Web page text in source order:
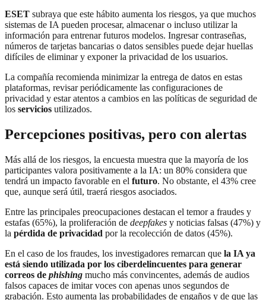
ESET subraya que este hábito aumenta los riesgos, ya que muchos
sistemas de IA pueden procesar, almacenar o incluso utilizar la
información para entrenar futuros modelos. Ingresar contraseñas,
números de tarjetas bancarias o datos sensibles puede dejar huellas
difíciles de eliminar y exponer la privacidad de los usuarios.
La compañía recomienda minimizar la entrega de datos en estas
plataformas, revisar periódicamente las configuraciones de
privacidad y estar atentos a cambios en las políticas de seguridad de
los servicios utilizados.
Percepciones positivas, pero con alertas
Más allá de los riesgos, la encuesta muestra que la mayoría de los
participantes valora positivamente a la IA: un 80% considera que
tendrá un impacto favorable en el futuro. No obstante, el 43% cree
que, aunque será útil, traerá riesgos asociados.
Entre las principales preocupaciones destacan el temor a fraudes y
estafas (65%), la proliferación de deepfakes y noticias falsas (47%) y
la pérdida de privacidad por la recolección de datos (45%).
En el caso de los fraudes, los investigadores remarcan que la IA ya
está siendo utilizada por los ciberdelincuentes para generar
correos de phishing mucho más convincentes, además de audios
falsos capaces de imitar voces con apenas unos segundos de
grabación. Esto aumenta las probabilidades de engaños y de que las